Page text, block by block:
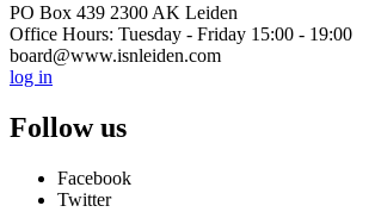
PO Box 439 2300 AK Leiden
Office Hours: Tuesday - Friday 15:00 - 19:00
board@www.isnleiden.com
log in
Follow us
Facebook
Twitter